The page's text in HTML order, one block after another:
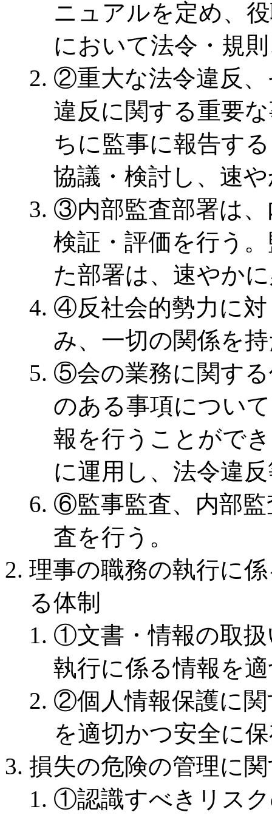
ニュアルを定め、
において法令・規
②重大な法令違反、
違反に関する重要
ちに監事に報告す
協議・検討し、速
③内部監査部署は、
検証・評価を行う
た部署は、速やか
④反社会的勢力に
み、一切の関係を
⑤会の業務に関す
のある事項につい
報を行うことがで
に運用し、法令違
⑥監事監査、内部監
査を行う。
理事の職務の執行に
る体制
①文書・情報の取
執行に係る情報を
②個人情報保護に関
を適切かつ安全に
損失の危険の管理に
①認識すべきリス